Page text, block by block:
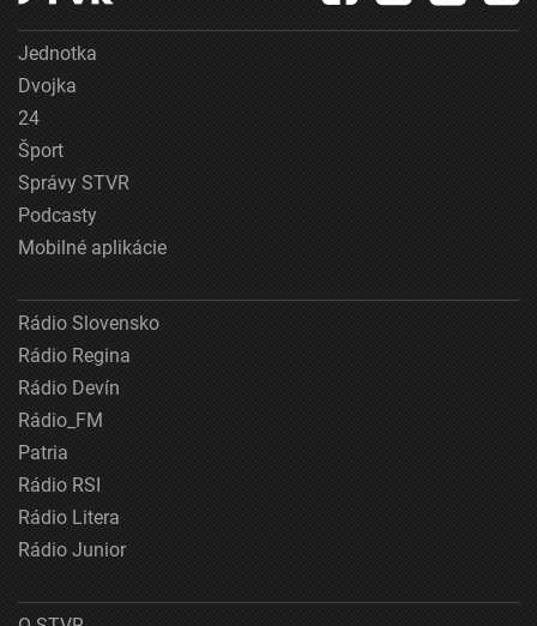
Jednotka
Dvojka
24
Šport
Správy STVR
Podcasty
Mobilné aplikácie
Rádio Slovensko
Rádio Regina
Rádio Devín
Rádio_FM
Patria
Rádio RSI
Rádio Litera
Rádio Junior